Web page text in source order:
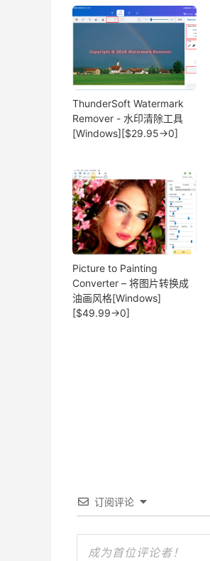
ThunderSoft Watermark
Remover - 水印清除工具
[Windows][$29.95→0]
Picture to Painting
Converter – 将图片转换成
油画风格[Windows]
[$49.99→0]
订阅评论